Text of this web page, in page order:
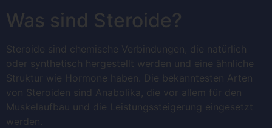
Was sind Steroide?
Steroide sind chemische Verbindungen, die natürlich
oder synthetisch hergestellt werden und eine ähnliche
Struktur wie Hormone haben. Die bekanntesten Arten
von Steroiden sind Anabolika, die vor allem für den
Muskelaufbau und die Leistungssteigerung eingesetzt
werden.